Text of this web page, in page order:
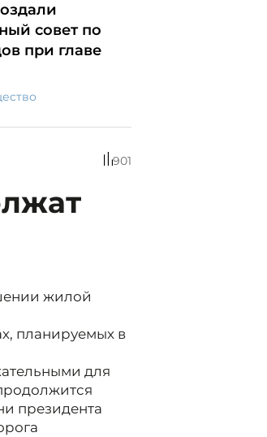
совет по
при главе
901
жилой
планируемых в
для
президента